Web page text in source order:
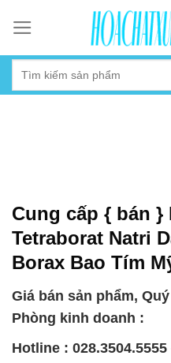
content
Cung cấp { bán }
Tetraborat Natri
Borax Bao Tím
Giá bán sản phẩm,
Phòng kinh doanh :
Hotline : 028.3504.5555